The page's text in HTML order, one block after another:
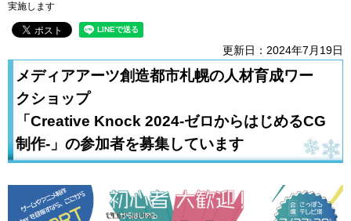
実施します
更新日：2024年7月19日
メディアアーツ創造都市札幌の人材育成ワー
クショップ
「Creative Knock 2024-ゼロからはじめるCG
制作-」の参加者を募集しています